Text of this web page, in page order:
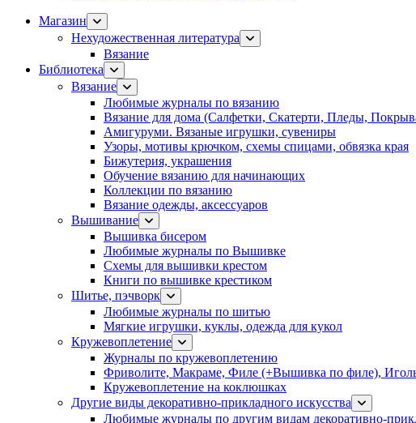
Магазин
Нехудожественная литература
Вязание
Библиотека
Вязание
Любимые журналы по вязанию
Вязание для дома (Салфетки, Скатерти, Пледы,
Амигуруми. Вязаные игрушки, сувениры
Узоры, мотивы крючком, схемы спицами, обвязка края
Бижутерия, украшения
Обучение вязанию для начинающих
Коллекции по вязанию
Вязание одежды, аксессуаров
Вышивание
Вышивка бисером
Любимые журналы по Вышивке
Схемы для вышивки крестом
Книги по вышивке крестиком
Шитье, пэчворк
Любимые журналы по шитью
Мягкие игрушки, куклы, одежда для кукол
Кружевоплетение
Журналы по кружевоплетению
Фриволите, Макраме, Филе (+Вышивка по филе),
Кружевоплетение на коклюшках
Другие виды декоративно-прикладного искусства
Любимые журналы по другим видам декоративно-